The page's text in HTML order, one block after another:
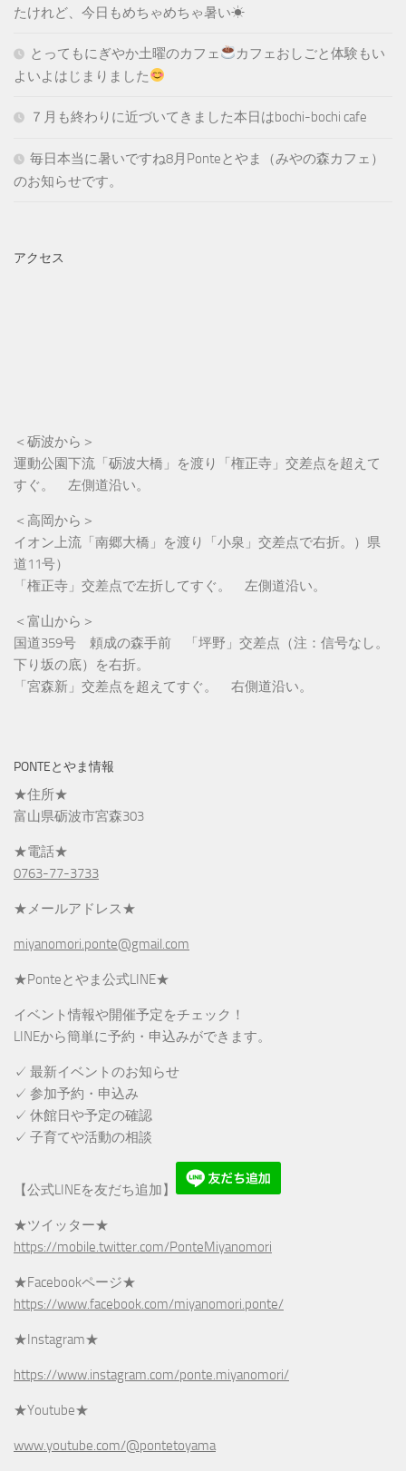
たけれど、今日もめちゃめちゃ暑い☀
とってもにぎやか土曜のカフェ
カフェおしごと体験もい
よいよはじまりました
７月も終わりに近づいてきました本日はbochi-bochi cafe
毎日本当に暑いですね8月Ponteとやま（みやの森カフェ）
のお知らせです。
アクセス
＜砺波から＞
運動公園下流「砺波大橋」を渡り「権正寺」交差点を超えて
すぐ。 左側道沿い。
＜高岡から＞
イオン上流「南郷大橋」を渡り「小泉」交差点で右折。）県
道11号）
「権正寺」交差点で左折してすぐ。 左側道沿い。
＜富山から＞
国道359号 頼成の森手前 「坪野」交差点（注：信号なし。
下り坂の底）を右折。
「宮森新」交差点を超えてすぐ。 右側道沿い。
PONTEとやま情報
★住所★
富山県砺波市宮森303
★電話★
0763-77-3733
★メールアドレス★
miyanomori.ponte@gmail.com
★Ponteとやま公式LINE★
イベント情報や開催予定をチェック！
LINEから簡単に予約・申込みができます。
✓ 最新イベントのお知らせ
✓ 参加予約・申込み
✓ 休館日や予定の確認
✓ 子育てや活動の相談
【公式LINEを友だち追加】
★ツイッター★
https://mobile.twitter.com/PonteMiyanomori
★Facebookページ★
https://www.facebook.com/miyanomori.ponte/
★Instagram★
https://www.instagram.com/ponte.miyanomori/
★Youtube★
www.youtube.com/@pontetoyama